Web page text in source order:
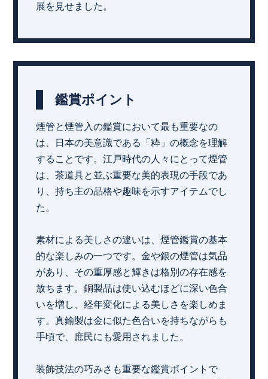
展を見せました。
鑑賞ポイント
煙管と煙管入の鑑賞において最も重要なの
は、日本の美意識である「粋」の概念を理解
することです。江戸時代の人々にとって煙管
は、茶道具と並ぶ重要な美的表現の手段であ
り、持ち主の品格や趣味を示すアイテムでし
た。
素材による美しさの違いは、煙管鑑賞の基本
的な楽しみの一つです。金や銀の煙管は気品
があり、その重厚感と輝きは格別の存在感を
放ちます。銅製品は使い込むほどに深い色合
いを増し、経年変化による美しさを楽しめま
す。真鍮製は金に似た色合いを持ちながらも
手頃で、庶民にも愛用されました。
装飾技法の巧みさも重要な鑑賞ポイントで